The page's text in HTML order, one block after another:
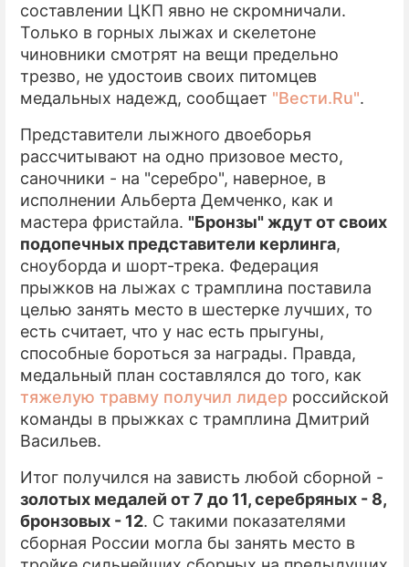
составлении ЦКП явно не скромничали.
Только в горных лыжах и скелетоне
чиновники смотрят на вещи предельно
трезво, не удостоив своих питомцев
медальных надежд, сообщает "Вести.Ru".
Представители лыжного двоеборья
рассчитывают на одно призовое место,
саночники - на "серебро", наверное, в
исполнении Альберта Демченко, как и
мастера фристайла. "Бронзы" ждут от своих
подопечных представители керлинга,
сноуборда и шорт-трека. Федерация
прыжков на лыжах с трамплина поставила
целью занять место в шестерке лучших, то
есть считает, что у нас есть прыгуны,
способные бороться за награды. Правда,
медальный план составлялся до того, как
тяжелую травму получил лидер российской
команды в прыжках с трамплина Дмитрий
Васильев.
Итог получился на зависть любой сборной -
золотых медалей от 7 до 11, серебряных - 8,
бронзовых - 12. С такими показателями
сборная России могла бы занять место в